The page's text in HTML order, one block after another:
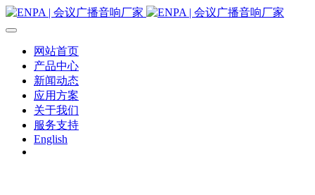
网站首页
产品中心
新闻动态
应用方案
关于我们
服务支持
English